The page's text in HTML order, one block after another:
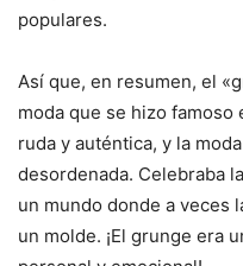
populares.
Así que, en resumen, el
moda que se hizo famoso
ruda y auténtica, y la
desordenada. Celebraba
un mundo donde a veces
un molde. ¡El grunge era